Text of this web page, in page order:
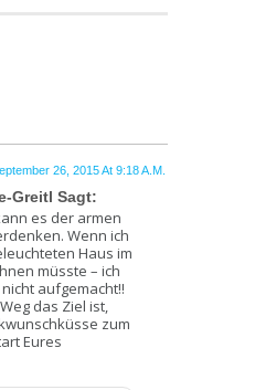
Greitl Sagt:
26, 2015 At 9:18 A.m.
es der armen
Wenn ich
Haus im
müsste – ich
aufgemacht!!
das Ziel ist,
zum
Eures